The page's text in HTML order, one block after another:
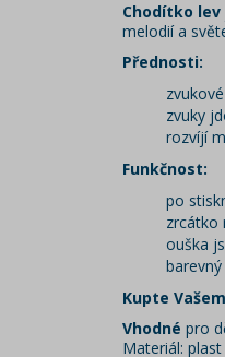
Chodítko lev
melodií a
Přednosti:
zvuky
rozvíjí
Funkčnost:
po
zrcátko
ouška
Kupte
Vhodné pro
Materiál: plast